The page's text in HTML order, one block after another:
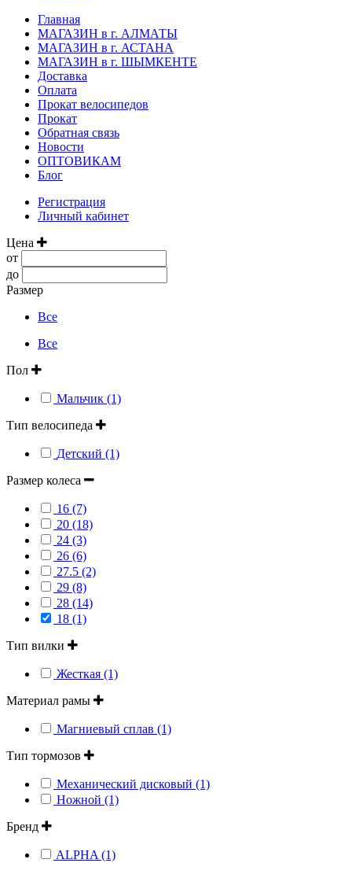
Главная
МАГАЗИН в г. АЛМАТЫ
МАГАЗИН в г. АСТАНА
МАГАЗИН в г. ШЫМКЕНТЕ
Доставка
Оплата
Прокат велосипедов
Прокат
Обратная связь
Новости
ОПТОВИКАМ
Блог
Регистрация
Личный кабинет
Цена
от
до
Размер
Все
Все
Пол
Мальчик (1)
Тип велосипеда
Детский (1)
Размер колеса
16 (7)
20 (18)
24 (3)
26 (6)
27.5 (2)
29 (8)
28 (14)
18 (1)
Тип вилки
Жесткая (1)
Материал рамы
Магниевый сплав (1)
Тип тормозов
Механический дисковый (1)
Ножной (1)
Бренд
ALPHA (1)